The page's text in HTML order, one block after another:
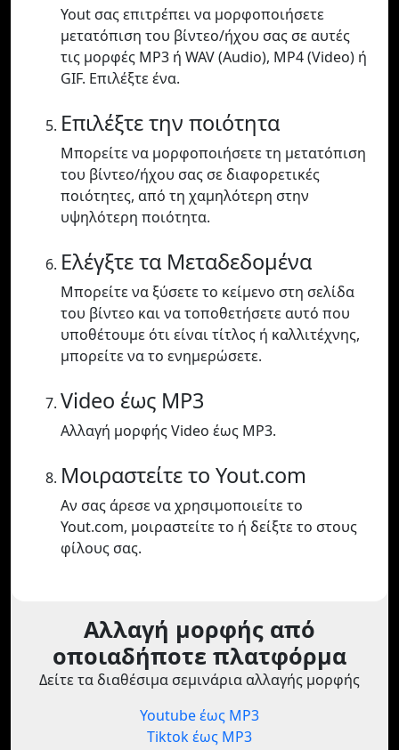
Yout σας επιτρέπει να μορφοποιήσετε
μετατόπιση του βίντεο/ήχου σας σε αυτές
τις μορφές MP3 ή WAV (Audio), MP4 (Video) ή
GIF. Επιλέξτε ένα.
Επιλέξτε την ποιότητα
Μπορείτε να μορφοποιήσετε τη μετατόπιση
του βίντεο/ήχου σας σε διαφορετικές
ποιότητες, από τη χαμηλότερη στην
υψηλότερη ποιότητα.
Ελέγξτε τα Μεταδεδομένα
Μπορείτε να ξύσετε το κείμενο στη σελίδα
του βίντεο και να τοποθετήσετε αυτό που
υποθέτουμε ότι είναι τίτλος ή καλλιτέχνης,
μπορείτε να το ενημερώσετε.
Video έως MP3
Αλλαγή μορφής Video έως MP3.
Μοιραστείτε το Yout.com
Αν σας άρεσε να χρησιμοποιείτε το
Yout.com, μοιραστείτε το ή δείξτε το στους
φίλους σας.
Αλλαγή μορφής από
οποιαδήποτε πλατφόρμα
Δείτε τα διαθέσιμα σεμινάρια αλλαγής μορφής
Youtube έως MP3
Tiktok έως MP3